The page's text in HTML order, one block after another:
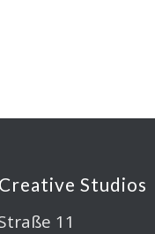
Studios
11